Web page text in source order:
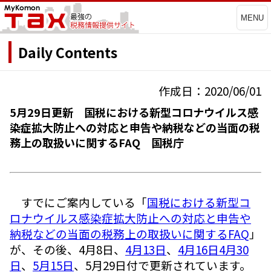
MENU
Daily Contents
作成日：2020/06/01
5月29日更新 国税における新型コロナウイルス感
染症拡大防止への対応と申告や納税などの当面の税
務上の取扱いに関するFAQ 国税庁
すでにご案内している「国税における新型コ
ロナウイルス感染症拡大防止への対応と申告や
納税などの当面の税務上の取扱いに関するFAQ 」
が、その後、4月8日、 4月13日、 4月16日4月30
日、 5月15日、5月29日付で更新されています。